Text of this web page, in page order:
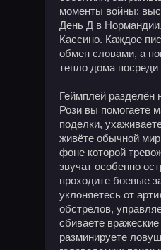
моменты войны:
День Д в
Кассино. Каждое
обмен словами, а
тепло дома посреди
Геймплей разделён
Рози вы помогаете
поделки,
живёте обычной
фоне которой
звучат особенно
проходите боевые
уклоняетесь от
обстрелов,
сбиваете
разминируете